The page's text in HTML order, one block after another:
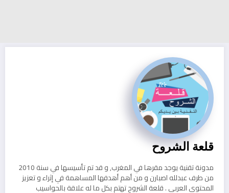
قلعة الشروح
مدونة تقنية يوجد مقرها في المغرب, و قد تم تأسيسها في سنة 2010
من طرف عبدلله اصبارن و من أهم أهدفها المساهمة في إثراء و تعزيز
المحتوى العربي . قلعة الشروح تهتم بكل ما له علاقة بالحواسيب